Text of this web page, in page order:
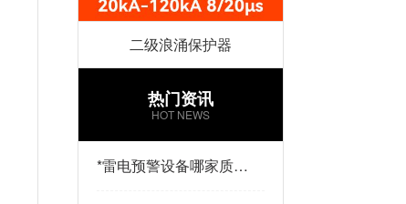
二级浪涌保护器
热门资讯
HOT NEWS
*雷电预警设备哪家质量